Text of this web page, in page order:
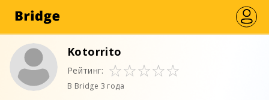
Kotorrito
Рейтинг:
В Bridge 3 года